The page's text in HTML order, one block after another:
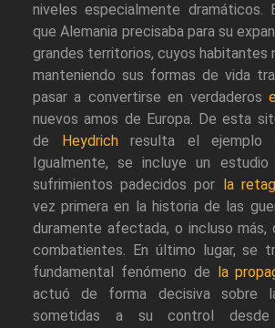
niveles especialmente dramáticos.
que Alemania precisaba para su
grandes territorios, cuyos habitantes
manteniendo sus formas de vida
pasar a convertirse en verdaderos
nuevos amos de Europa. De esta
de
Heydrichresulta el ejemplo
Igualmente, se incluye un
sufrimientos padecidos por
la
vez primera en la historia de las
duramente afectada, o incluso más,
combatientes. En último lugar, se
fundamental fenómeno de
la
actuó de forma decisiva sobre
sometidas a su control